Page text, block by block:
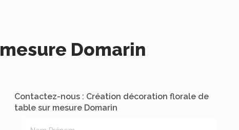
Domarin
Contactez-nous : Création décoration florale de
table sur mesure Domarin